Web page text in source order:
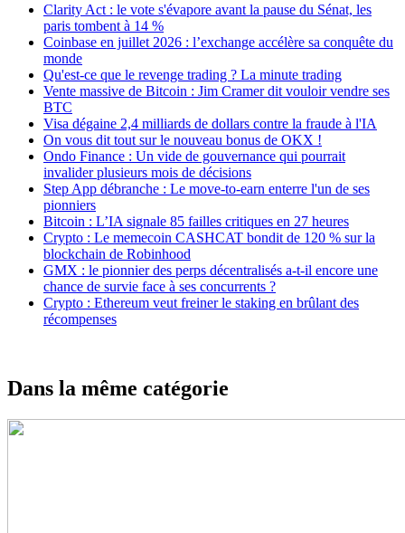
Clarity Act : le vote s'évapore avant la pause du Sénat, les
paris tombent à 14 %
Coinbase en juillet 2026 : l’exchange accélère sa conquête du
monde
Qu'est-ce que le revenge trading ? La minute trading
Vente massive de Bitcoin : Jim Cramer dit vouloir vendre ses
BTC
Visa dégaine 2,4 milliards de dollars contre la fraude à l'IA
On vous dit tout sur le nouveau bonus de OKX !
Ondo Finance : Un vide de gouvernance qui pourrait
invalider plusieurs mois de décisions
Step App débranche : Le move-to-earn enterre l'un de ses
pionniers
Bitcoin : L’IA signale 85 failles critiques en 27 heures
Crypto : Le memecoin CASHCAT bondit de 120 % sur la
blockchain de Robinhood
GMX : le pionnier des perps décentralisés a-t-il encore une
chance de survie face à ses concurrents ?
Crypto : Ethereum veut freiner le staking en brûlant des
récompenses
Dans la même catégorie